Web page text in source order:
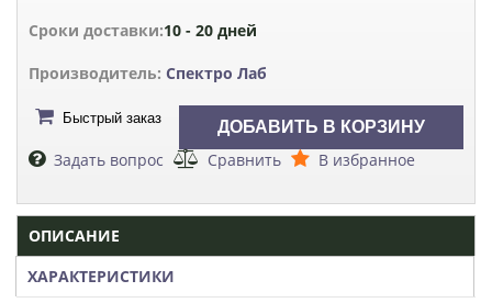
Сроки доставки:10 - 20 дней
Производитель: Спектро Лаб
Быстрый заказ
Задать вопрос Сравнить В избранное
ОПИСАНИЕ
ХАРАКТЕРИСТИКИ